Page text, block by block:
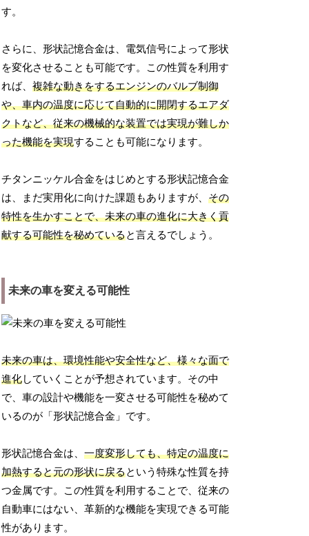
す。
さらに、形状記憶合金は、電気信号によって形状
を変化させることも可能です。この性質を利用す
れば、複雑な動きをするエンジンのバルブ制御
や、車内の温度に応じて自動的に開閉するエアダ
クトなど、従来の機械的な装置では実現が難しか
った機能を実現することも可能になります。
チタンニッケル合金をはじめとする形状記憶合金
は、まだ実用化に向けた課題もありますが、その
特性を生かすことで、未来の車の進化に大きく貢
献する可能性を秘めていると言えるでしょう。
未来の車を変える可能性
未来の車は、環境性能や安全性など、様々な面で
進化していくことが予想されています。その中
で、車の設計や機能を一変させる可能性を秘めて
いるのが「形状記憶合金」です。
形状記憶合金は、一度変形しても、特定の温度に
加熱すると元の形状に戻るという特殊な性質を持
つ金属です。この性質を利用することで、従来の
自動車にはない、革新的な機能を実現できる可能
性があります。